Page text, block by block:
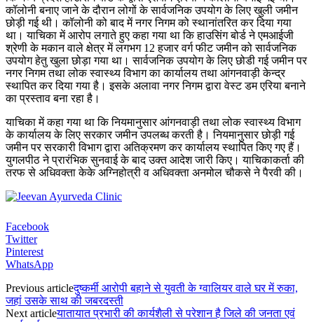
कॉलोनी बनाए जाने के दौरान लोगों के सार्वजनिक उपयोग के लिए खुली जमीन
छोड़ी गई थी। कॉलोनी को बाद में नगर निगम को स्थानांतरित कर दिया गया
था। याचिका में आरोप लगाते हुए कहा गया था कि हाउसिंग बोर्ड ने एमआईजी
श्रेणी के मकान वाले क्षेत्र में लगभग 12 हजार वर्ग फीट जमीन को सार्वजनिक
उपयोग हेतु खुला छोड़ा गया था। सार्वजनिक उपयोग के लिए छोडी गई जमीन पर
नगर निगम तथा लोक स्वास्थ्य विभाग का कार्यालय तथा आंगनवाड़ी केन्द्र
स्थापित कर दिया गया है। इसके अलावा नगर निगम द्वारा वेस्ट डम एरिया बनाने
का प्रस्ताव बना रहा है।
याचिका में कहा गया था कि नियमानुसार आंगनवाड़ी तथा लोक स्वास्थ्य विभाग
के कार्यालय के लिए सरकार जमीन उपलब्ध करती है। नियमानुसार छोड़ी गई
जमीन पर सरकारी विभाग द्वारा अतिक्रमण कर कार्यालय स्थापित किए गए हैं।
युगलपीठ ने प्रारंभिक सुनवाई के बाद उक्त आदेश जारी किए। याचिकाकर्ता की
तरफ से अधिवक्ता केके अग्निहोत्री व अधिवक्ता अनमोल चौकसे ने पैरवी की।
Facebook
Twitter
Pinterest
WhatsApp
Previous articleदुष्कर्मी आरोपी बहाने से युवती के ग्वालियर वाले घर में रुका,
जहां उसके साथ की जबरदस्ती
Next articleयातायात प्रभारी की कार्यशैली से परेशान है जिले की जनता एवं